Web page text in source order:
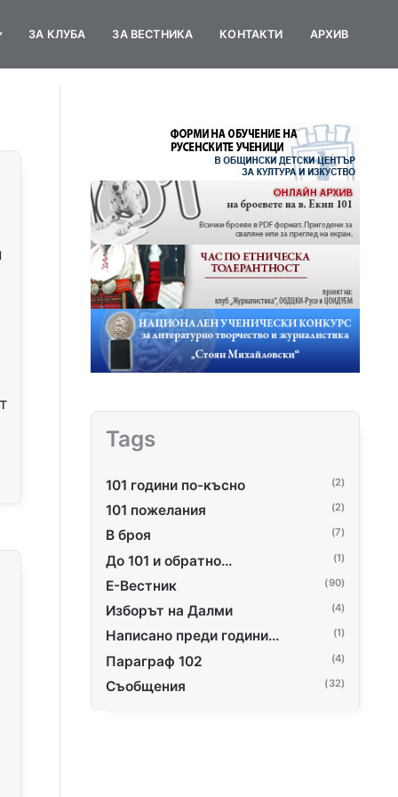
ЗА КЛУБА ЗА ВЕСТНИКА КОНТАКТИ АРХИВ
Tags
101 години по-късно (2)
101 пожелания (2)
В броя (7)
До 101 и обратно… (1)
Е-Вестник (90)
Изборът на Далми (4)
Написано преди години... (1)
Параграф 102 (4)
Съобщения (32)